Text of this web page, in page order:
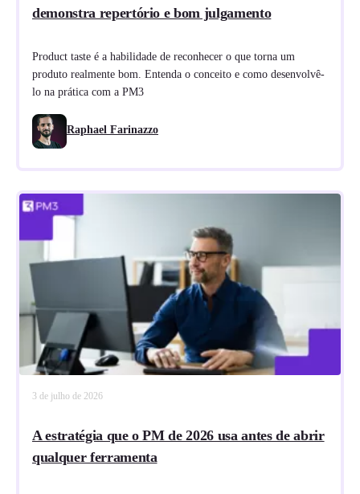
demonstra repertório e bom julgamento
Product taste é a habilidade de reconhecer o que torna um
produto realmente bom. Entenda o conceito e como desenvolvê-
lo na prática com a PM3
Raphael Farinazzo
3 de julho de 2026
A estratégia que o PM de 2026 usa antes de abrir
qualquer ferramenta